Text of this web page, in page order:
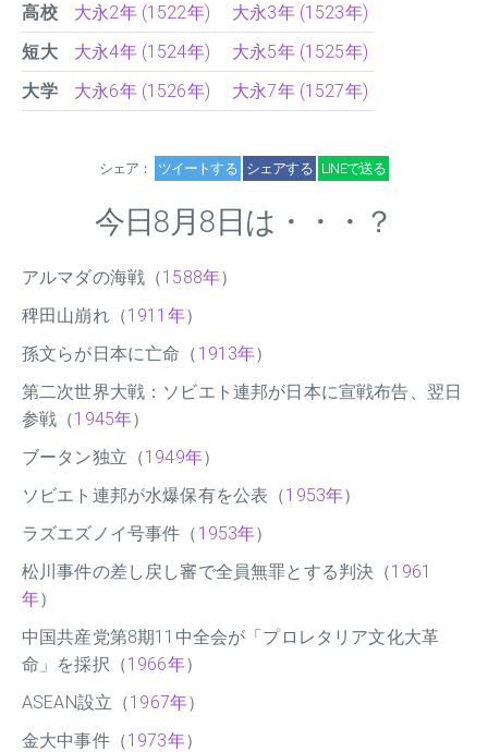
高校
大永2年 (1522年)
大永3年 (1523年)
短大
大永4年 (1524年)
大永5年 (1525年)
大学
大永6年 (1526年) 大永7年 (1527年)
シェア： ツイートする シェアする LINEで送る
今日8月8日は・・・？
アルマダの海戦（1588年）
稗田山崩れ（1911年）
孫文らが日本に亡命（ 1913年）
第二次世界大戦：ソビエト連邦が日本に宣戦布告、翌日
参戦（1945年）
ブータン独立（1949年）
ソビエト連邦が水爆保有を公表（1953年）
ラズエズノイ号事件（ 1953年）
松川事件の差し戻し審で全員無罪とする判決（1961
年）
中国共産党第8期11中全会が「プロレタリア文化大革
命」を採択（1966年）
ASEAN設立（1967年）
金大中事件（1973年）